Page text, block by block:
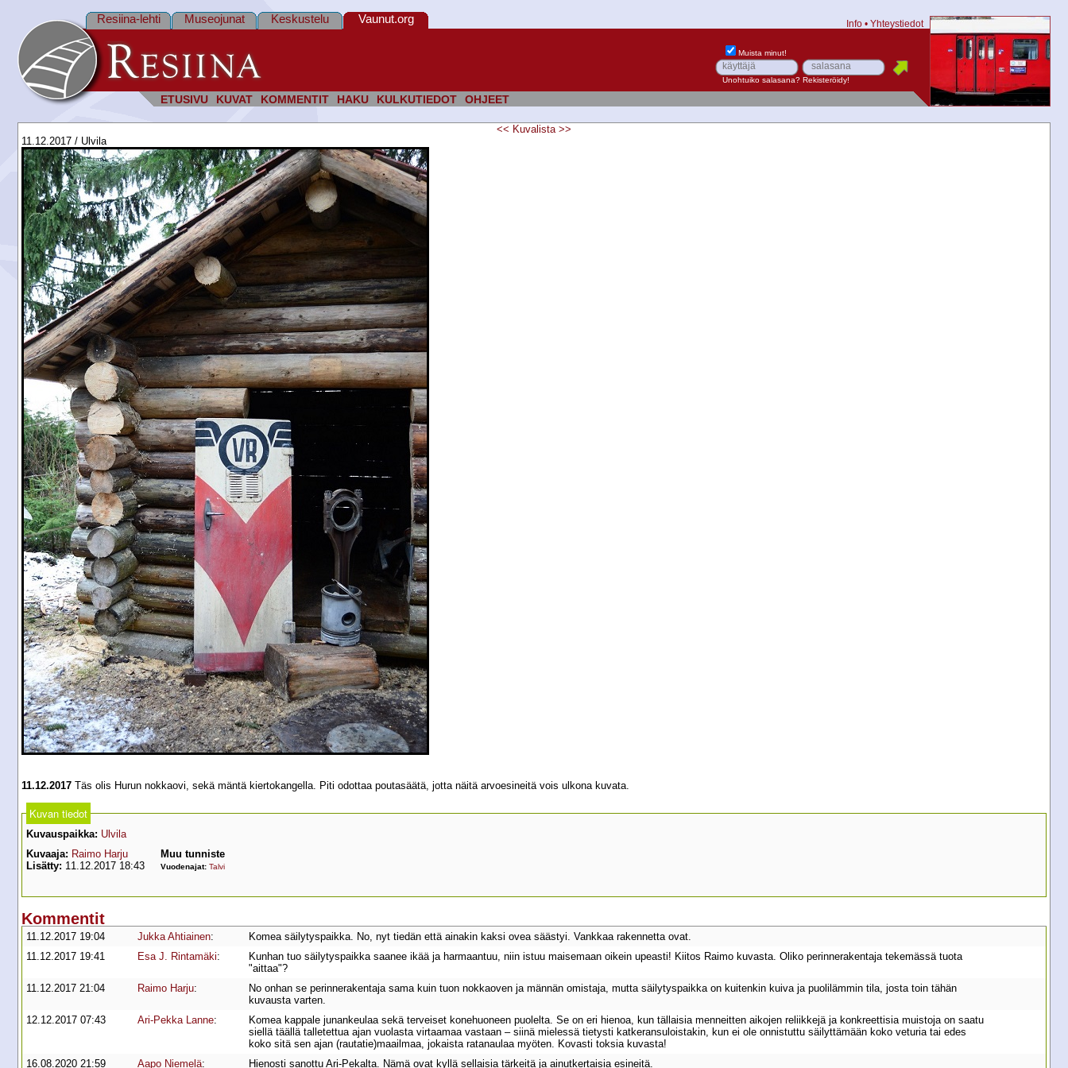
ETUSIVU KUVAT KOMMENTIT HAKU KULKUTIEDOT OHJEET
Resiina-lehti Museojunat Keskustelu Vaunut.org Info • Yhteystiedot
Muista minut!
Unohtuiko salasana? Rekisteröidy!
<< Kuvalista >>
11.12.2017 / Ulvila
11.12.2017 Täs olis Hurun nokkaovi, sekä mäntä kiertokangella. Piti odottaa poutasäätä, jotta näitä arvoesineitä vois ulkona kuvata.
Kuvan tiedot
Kuvauspaikka: Ulvila
Kuvaaja: Raimo Harju
Lisätty: 11.12.2017 18:43
Muu tunniste
Vuodenajat: Talvi
Kommentit
11.12.2017 19:04 Jukka Ahtiainen:
Komea säilytyspaikka. No, nyt tiedän että ainakin kaksi ovea säästyi. Vankkaa rakennetta ovat.
11.12.2017 19:41
Esa J. Rintamäki:
Kunhan tuo säilytyspaikka saanee ikää ja harmaantuu, niin istuu maisemaan oikein upeasti! Kiitos Raimo kuvasta. Oliko perinnerakentaja tekemässä tuota
"aittaa"?
11.12.2017 21:04
Raimo Harju:
No onhan se perinnerakentaja sama kuin tuon nokkaoven ja männän omistaja, mutta säilytyspaikka on kuitenkin kuiva ja puolilämmin tila, josta toin tähän
kuvausta varten.
12.12.2017 07:43
Ari-Pekka Lanne:
Komea kappale junankeulaa sekä terveiset konehuoneen puolelta. Se on eri hienoa, kun tällaisia menneitten aikojen reliikkejä ja konkreettisia muistoja on saatu
siellä täällä talletettua ajan vuolasta virtaamaa vastaan ‒ siinä mielessä tietysti katkeransuloistakin, kun ei ole onnistuttu säilyttämään koko veturia tai edes
koko sitä sen ajan (rautatie)maailmaa, jokaista ratanaulaa myöten. Kovasti toksia kuvasta!
16.08.2020 21:59
Aapo Niemelä: Hienosti sanottu Ari-Pekalta. Nämä ovat kyllä sellaisia tärkeitä ja ainutkertaisia esineitä.